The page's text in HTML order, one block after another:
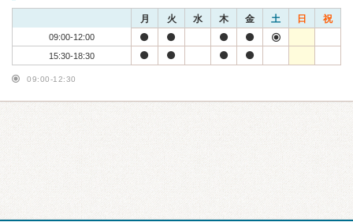
月 火 水 木 金 土 日 祝
09:00-12:00
15:30-18:30
09:00-12:30